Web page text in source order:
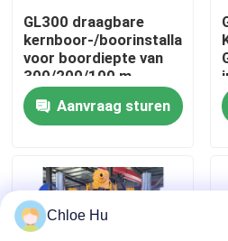
Gevallen
Verzoek om een Citaat
Boorinstallatiemachines
Boorinstallatie voor
GL300 draagbare
kernboor-/boorinstallatie
voor boordiepte van
300/200/100 m
Aanvraag sturen
Chloe Hu